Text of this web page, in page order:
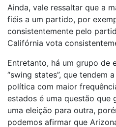
Ainda, vale ressaltar que a
fiéis a um partido, por
consistentemente pelo
Califórnia vota
Entretanto, há um grupo de
“swing states”, que tendem
política com maior
estados é uma questão que
uma eleição para outra,
podemos afirmar que